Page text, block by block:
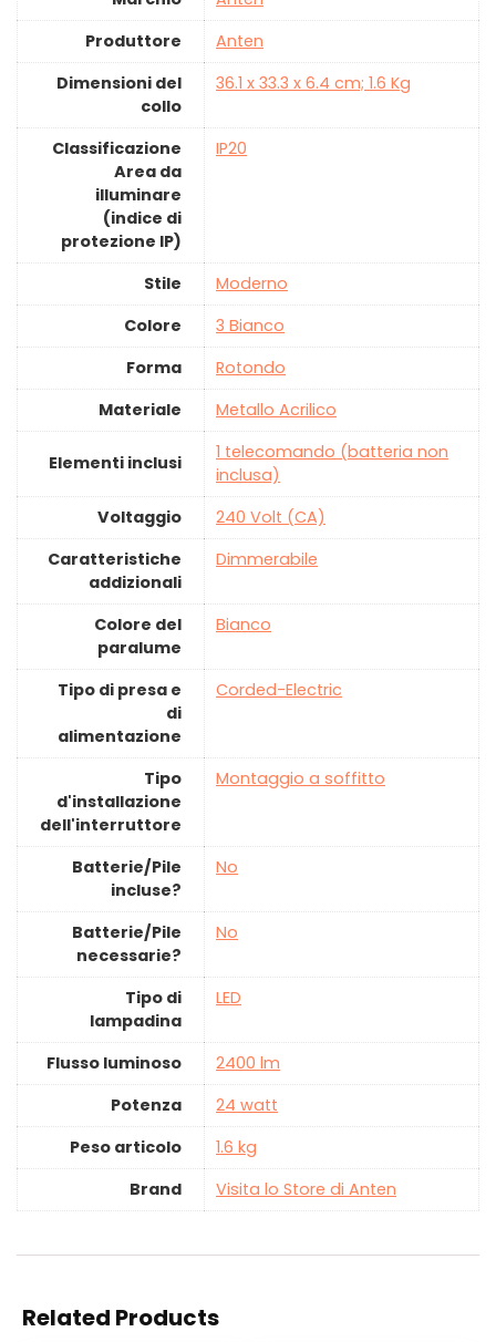
Produttore
‎Anten
Dimensioni del
collo
‎36.1 x 33.3 x 6.4 cm; 1.6 Kg
Classificazione
Area da
illuminare
(indice di
protezione IP)
‎IP20
Stile
‎Moderno
Colore
‎3 Bianco
Forma
‎Rotondo
Materiale
‎Metallo Acrilico
Elementi inclusi
‎1 telecomando (batteria non
inclusa)
Voltaggio
‎240 Volt (CA)
Caratteristiche
addizionali
‎Dimmerabile
Colore del
paralume
‎Bianco
Tipo di presa e
di
alimentazione
‎Corded-Electric
Tipo
d'installazione
dell'interruttore
‎Montaggio a soffitto
Batterie/Pile
incluse?
‎No
Batterie/Pile
necessarie?
‎No
Tipo di
lampadina
‎LED
Flusso luminoso
‎2400 lm
Potenza
‎24 watt
Peso articolo
‎1.6 kg
Brand
Visita lo Store di Anten
Related Products